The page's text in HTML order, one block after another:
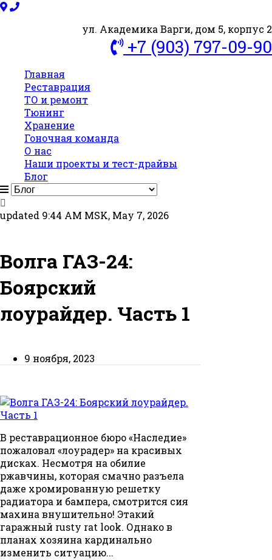
ул. Академика Варги, дом 5, корпус 2
+7 (903) 797-09-90
Главная
Реставрация
ТО и ремонт
Тюнинг
Хранение
Гоночная команда
О нас
Наши проекты и тест-драйвы
Блог
updated 9:44 AM MSK, May 7, 2026
Волга ГАЗ-24:
Боярский
лоурайдер. Часть 1
9 ноября, 2023
В реставрационное бюро «Наследие»
пожаловал «лоурадер» на красивых
дисках. Несмотря на обилие
ржавчины, которая смачно разъела
даже хромированную решетку
радиатора и бампера, смотрится сия
махина внушительно! Этакий
гаражный rusty rat look. Однако в
планах хозяина кардинально
изменить ситуацию...